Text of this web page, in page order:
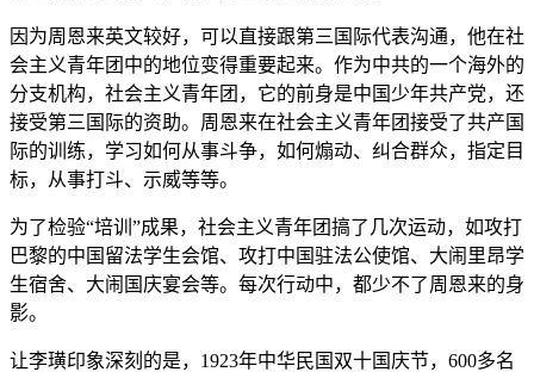
因为周恩来英文较好，可以直接跟第三国际代表沟通，他在社
会主义青年团中的地位变得重要起来。作为中共的一个海外的
分支机构，社会主义青年团，它的前身是中国少年共产党，还
接受第三国际的资助。周恩来在社会主义青年团接受了共产国
际的训练，学习如何从事斗争，如何煽动、纠合群众，指定目
标，从事打斗、示威等等。
为了检验“培训”成果，社会主义青年团搞了几次运动，如攻打
巴黎的中国留法学生会馆、攻打中国驻法公使馆、大闹里昂学
生宿舍、大闹国庆宴会等。每次行动中，都少不了周恩来的身
影。
让李璜印象深刻的是，1923年中华民国双十国庆节，600多名